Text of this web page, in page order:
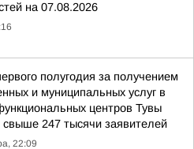
на 07.08.2026
полугодия за получением
и муниципальных услуг в
центров Тувы
свыше 247 тысячи заявителей
22:09